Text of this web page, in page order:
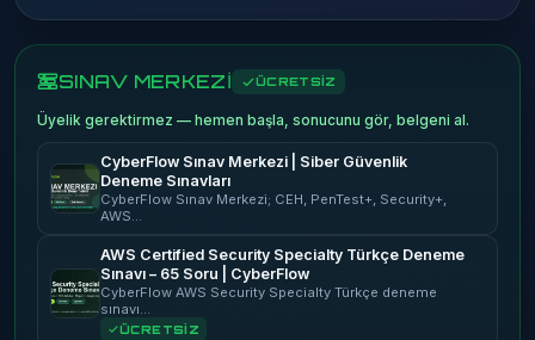
SINAV MERKEZİ ÜCRETSİZ
Üyelik gerektirmez — hemen başla, sonucunu gör, belgeni al.
CyberFlow Sınav Merkezi | Siber Güvenlik
Deneme Sınavları
CyberFlow Sınav Merkezi; CEH, PenTest+, Security+,
AWS…
AWS Certified Security Specialty Türkçe Deneme
Sınavı – 65 Soru | CyberFlow
CyberFlow AWS Security Specialty Türkçe deneme
sınavı…
ÜCRETSİZ